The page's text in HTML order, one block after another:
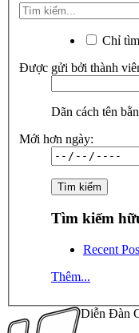
Chỉ
Được gửi bởi thành
Dãn cách tên
Mới hơn ngày:
Tìm kiếm
Recent
Thêm...
Diễn Đàn